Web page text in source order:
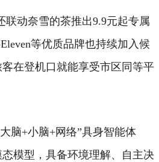
联动奈雪的茶推出9.9元起专属
等优质品牌也持续加入候
在登机口就能享受市区同等平
脑+小脑+网络”具身智能体
模型，具备环境理解、自主决